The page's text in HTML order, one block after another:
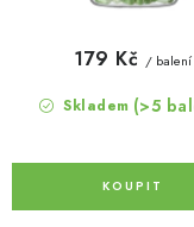
Skladem (>5
179 Kč / balení